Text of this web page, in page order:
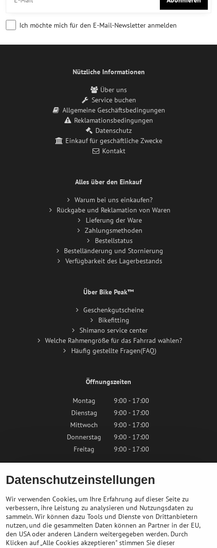
Ich möchte mich für den E-Mail-Newsletter anmelden
Nützliche Informationen
Über uns
Service buchen
Allgemeine Geschäftsbedingungen
Reklamationsbedingungen
Datenschutz
Einkauf für geschäftliche Zwecke
Kontakt
Alles über den Einkauf
Warum bei uns einkaufen?
Rückgabe und Reklamation von Waren
Lieferung der Ware
Zahlungsmethoden
Bestellstatus
Bestelländerung und Stornierung
Verfügbarkeit des Lagerbestands
Über Bike Peak™
Geschenkgutscheine
Bikefitting
Shimano service center
Welche Rahmengröße für das Fahrrad wählen?
Häufig gestellte Fragen(FAQ)
Öffnungszeiten
Montag
9:00 - 17:00
Dienstag
9:00 - 17:00
Mittwoch
9:00 - 17:00
Donnerstag
9:00 - 17:00
Freitag
9:00 - 17:00
Samstag
9:00 - 12:00
Sonntag
Geschlossen
Kontaktieren Sie uns
info@bikepeak.at
Datenschutzeinstellungen
Wir verwenden Cookies, um Ihre Erfahrung auf dieser Seite zu
verbessern, ihre Leistung zu analysieren und Nutzungsdaten zu
sammeln. Wir können dazu Tools und Dienste von Drittanbietern
nutzen, und die gesammelten Daten können an Partner in der EU,
den USA oder anderen Ländern weitergegeben werden. Durch
Klicken auf „Alle Cookies akzeptieren" stimmen Sie dieser